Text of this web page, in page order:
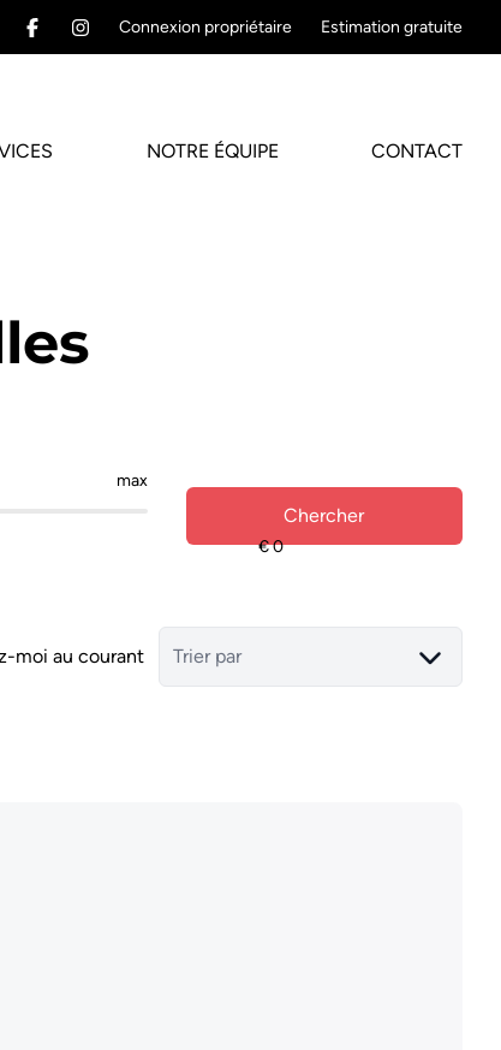
Connexion propriétaire Estimation gratuite
NOTRE ÉQUIPE CONTACT
max
Chercher
moi au courant Trier par